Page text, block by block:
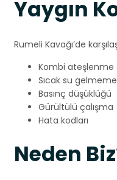
Yaygın
Rumeli Kavağı’de
Kombi ateşlenme
Sıcak su
Basınç düşüklüğü
Gürültülü çalışma
Hata kodları
Neden